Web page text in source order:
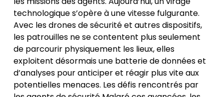
technologique s’opère à une vitesse fulgurante.
Avec les drones de sécurité et autres dispositifs,
les patrouilles ne se contentent plus seulement
de parcourir physiquement les lieux, elles
exploitent désormais une batterie de données et
d’analyses pour anticiper et réagir plus vite aux
potentielles menaces. Les défis rencontrés par